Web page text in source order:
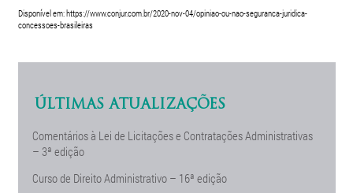
Disponível em: https://www.conjur.com.br/2020-nov-04/opiniao-ou-nao-seguranca-juridica-
concessoes-brasileiras
ÚLTIMAS ATUALIZAÇÕES
Comentários à Lei de Licitações e Contratações Administrativas
– 3ª edição
Curso de Direito Administrativo – 16ª edição